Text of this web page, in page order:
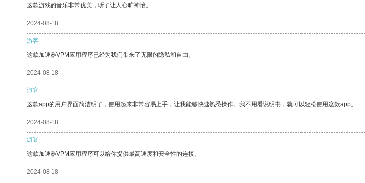
这款游戏的音乐非常优美，听了让人心旷神怡。
2024-08-18
游客
这款加速器VPM应用程序已经为我们带来了无限的隐私和自由。
2024-08-18
游客
这款app的用户界面简洁明了，使用起来非常容易上手，让我能够快速熟悉操作。我不用看说明书，就可以轻松使用这款app。
2024-08-18
游客
这款加速器VPM应用程序可以给你提供最高速度和安全性的连接。
2024-08-18